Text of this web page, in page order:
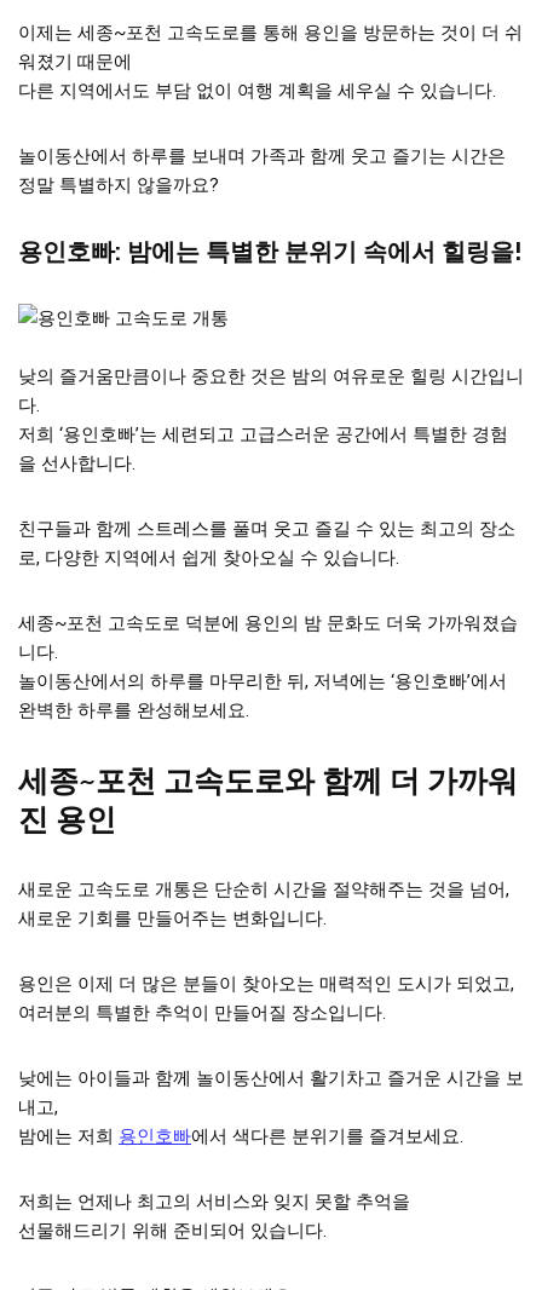
이제는 세종~포천 고속도로를 통해 용인을 방문하는 것이 더 쉬
워졌기 때문에
다른 지역에서도 부담 없이 여행 계획을 세우실 수 있습니다.
놀이동산에서 하루를 보내며 가족과 함께 웃고 즐기는 시간은
정말 특별하지 않을까요?
용인호빠: 밤에는 특별한 분위기 속에서 힐링을!
낮의 즐거움만큼이나 중요한 것은 밤의 여유로운 힐링 시간입니
다.
저희 ‘용인호빠’는 세련되고 고급스러운 공간에서 특별한 경험
을 선사합니다.
친구들과 함께 스트레스를 풀며 웃고 즐길 수 있는 최고의 장소
로, 다양한 지역에서 쉽게 찾아오실 수 있습니다.
세종~포천 고속도로 덕분에 용인의 밤 문화도 더욱 가까워졌습
니다.
놀이동산에서의 하루를 마무리한 뒤, 저녁에는 ‘용인호빠’에서
완벽한 하루를 완성해보세요.
세종~포천 고속도로와 함께 더 가까워
진 용인
새로운 고속도로 개통은 단순히 시간을 절약해주는 것을 넘어,
새로운 기회를 만들어주는 변화입니다.
용인은 이제 더 많은 분들이 찾아오는 매력적인 도시가 되었고,
여러분의 특별한 추억이 만들어질 장소입니다.
낮에는 아이들과 함께 놀이동산에서 활기차고 즐거운 시간을 보
내고,
밤에는 저희 용인호빠에서 색다른 분위기를 즐겨보세요.
저희는 언제나 최고의 서비스와 잊지 못할 추억을
선물해드리기 위해 준비되어 있습니다.